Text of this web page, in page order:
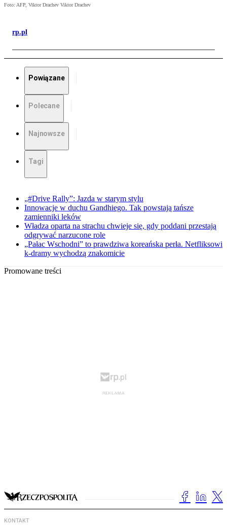
Foto: AFP, Viktor Drachev Viktor Drachev
rp.pl
Powiązane
Polecane
Najnowsze
Tagi
„#Drive Rally”: Jazda w starym stylu
Innowacje w duchu Gandhiego. Tak powstają tańsze
zamienniki leków
Władza oparta na strachu chwieje się, gdy poddani przestają
odgrywać narzucone role
„Pałac Wschodni” to prawdziwa koreańska perła. Netfliksowi
k-dramy wychodzą znakomicie
Promowane treści
KONTAKT